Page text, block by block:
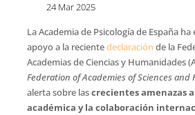
24 Mar 2025
La Academia de Psicología de España
apoyo a la recientedeclaración de la
Academias de Ciencias y Humanidades
Federation of Academies of Sciences and
alerta sobre lascrecientes amenazas
académica y la colaboración